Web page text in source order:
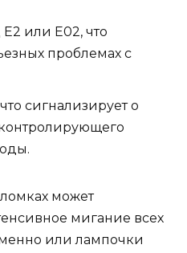
или E02, что
проблемах с
сигнализирует о
может
мигание всех
или лампочки